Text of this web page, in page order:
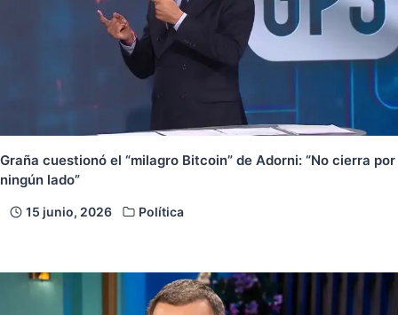
Graña cuestionó el “milagro Bitcoin” de Adorni: “No cierra por
ningún lado”
15 junio, 2026 Política